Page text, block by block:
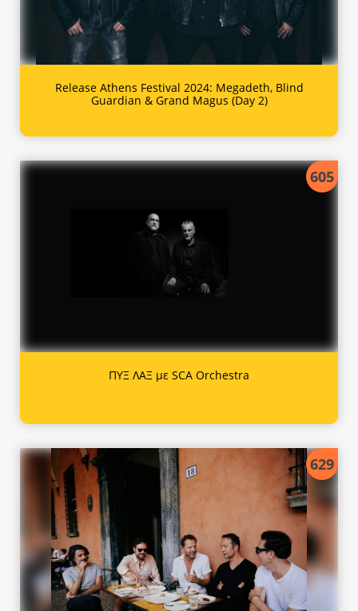
Release Athens Festival 2024: Megadeth, Blind
Guardian & Grand Magus (Day 2)
605
ΠΥΞ ΛΑΞ με SCA Orchestra
629